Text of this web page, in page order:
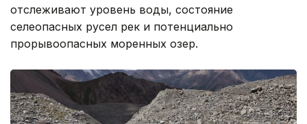
отслеживают уровень воды, состояние
селеопасных русел рек и потенциально
прорывоопасных моренных озер.